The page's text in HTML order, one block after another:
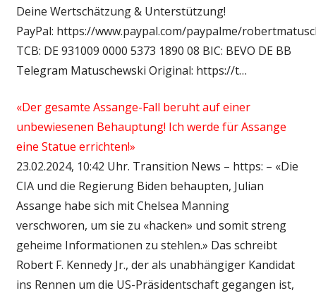
Deine Wertschätzung & Unterstützung!
PayPal: https://www.paypal.com/paypalme/
TCB: DE 931009 0000 5373 1890 08 BIC: BEVO DE BB
Telegram Matuschewski Original: https://t…
«Der gesamte Assange-Fall beruht auf einer
unbewiesenen Behauptung! Ich werde für Assange
eine Statue errichten!»
23.02.2024, 10:42 Uhr. Transition News – https: – «Die
CIA und die Regierung Biden behaupten, Julian
Assange habe sich mit Chelsea Manning
verschworen, um sie zu «hacken» und somit streng
geheime Informationen zu stehlen.» Das schreibt
Robert F. Kennedy Jr., der als unabhängiger Kandidat
ins Rennen um die US-Präsidentschaft gegangen ist,